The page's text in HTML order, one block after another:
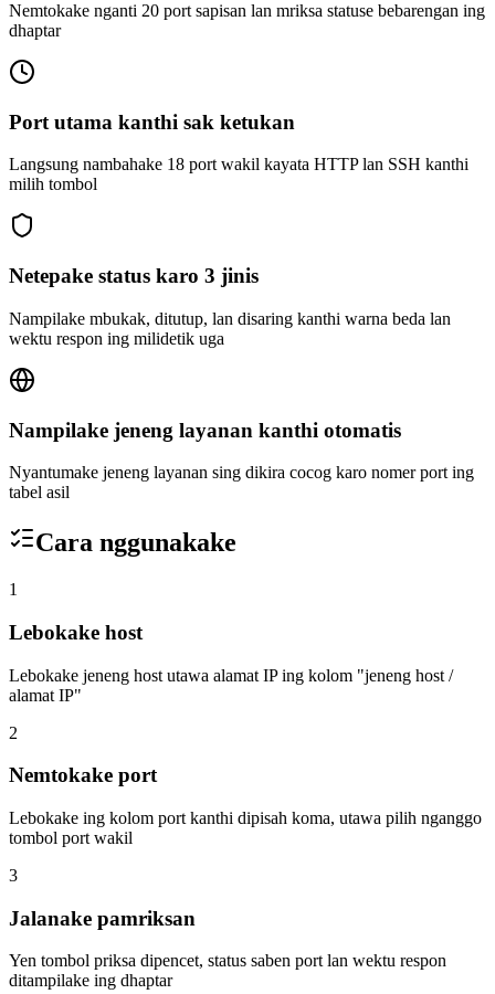
Nemtokake nganti 20 port sapisan lan mriksa statuse bebarengan ing
dhaptar
Port utama kanthi sak ketukan
Langsung nambahake 18 port wakil kayata HTTP lan SSH kanthi
milih tombol
Netepake status karo 3 jinis
Nampilake mbukak, ditutup, lan disaring kanthi warna beda lan
wektu respon ing milidetik uga
Nampilake jeneng layanan kanthi otomatis
Nyantumake jeneng layanan sing dikira cocog karo nomer port ing
tabel asil
Cara nggunakake
1
Lebokake host
Lebokake jeneng host utawa alamat IP ing kolom "jeneng host /
alamat IP"
2
Nemtokake port
Lebokake ing kolom port kanthi dipisah koma, utawa pilih nganggo
tombol port wakil
3
Jalanake pamriksan
Yen tombol priksa dipencet, status saben port lan wektu respon
ditampilake ing dhaptar